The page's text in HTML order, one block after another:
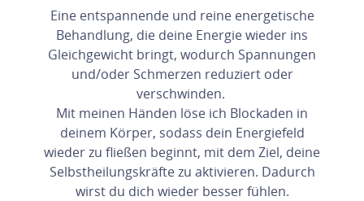
Eine entspannende und reine energetische
Behandlung, die deine Energie wieder ins
Gleichgewicht bringt, wodurch Spannungen
und/oder Schmerzen reduziert oder
verschwinden.
Mit meinen Händen löse ich Blockaden in
deinem Körper, sodass dein Energiefeld
wieder zu fließen beginnt, mit dem Ziel, deine
Selbstheilungskräfte zu aktivieren. Dadurch
wirst du dich wieder besser fühlen.